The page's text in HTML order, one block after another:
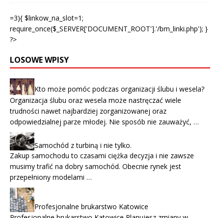
=3){ $linkow_na_slot=1;
require_once($_SERVER['DOCUMENT_ROOT'].'/bm_linki.php'); }
?>
LOSOWE WPISY
Kto może pomóc podczas organizacji ślubu i wesela?
Organizacja ślubu oraz wesela może nastręczać wiele
trudności nawet najbardziej zorganizowanej oraz
odpowiedzialnej parze młodej. Nie sposób nie zauważyć, …
Samochód z turbiną i nie tylko.
Zakup samochodu to czasami ciężka decyzja i nie zawsze
musimy trafić na dobry samochód. Obecnie rynek jest
przepełniony modelami …
Profesjonalne brukarstwo Katowice